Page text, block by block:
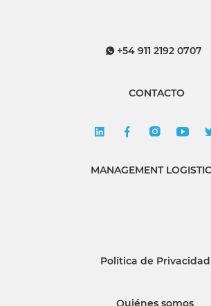
+54 911 2192 0707
CONTACTO
MANAGEMENT
Política de Privacidad
Quiénes somos